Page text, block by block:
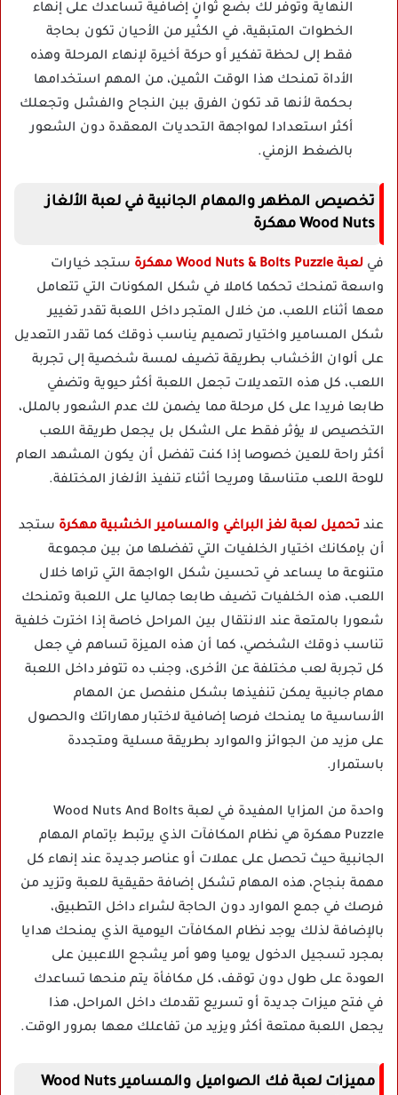
النهاية وتوفر لك بضع ثوانٍ إضافية تساعدك على إنهاء
الخطوات المتبقية، في الكثير من الأحيان تكون بحاجة
فقط إلى لحظة تفكير أو حركة أخيرة لإنهاء المرحلة وهذه
الأداة تمنحك هذا الوقت الثمين، من المهم استخدامها
بحكمة لأنها قد تكون الفرق بين النجاح والفشل وتجعلك
أكثر استعدادا لمواجهة التحديات المعقدة دون الشعور
بالضغط الزمني.
تخصيص المظهر والمهام الجانبية في لعبة الألغاز
Wood Nuts مهكرة
في لعبة Wood Nuts & Bolts Puzzle مهكرة
ستجد خيارات
واسعة تمنحك تحكما كاملا في شكل المكونات التي تتعامل
معها أثناء اللعب، من خلال المتجر داخل اللعبة تقدر تغيير
شكل المسامير واختيار تصميم يناسب ذوقك كما تقدر التعديل
على ألوان الأخشاب بطريقة تضيف لمسة شخصية إلى تجربة
اللعب، كل هذه التعديلات تجعل اللعبة أكثر حيوية وتضفي
طابعا فريدا على كل مرحلة مما يضمن لك عدم الشعور بالملل،
التخصيص لا يؤثر فقط على الشكل بل يجعل طريقة اللعب
أكثر راحة للعين خصوصا إذا كنت تفضل أن يكون المشهد العام
للوحة اللعب متناسقا ومريحا أثناء تنفيذ الألغاز المختلفة.
عند تحميل لعبة لغز البراغي والمسامير الخشبية مهكرة ستجد
أن بإمكانك اختيار الخلفيات التي تفضلها من بين مجموعة
متنوعة ما يساعد في تحسين شكل الواجهة التي تراها خلال
اللعب، هذه الخلفيات تضيف طابعا جماليا على اللعبة وتمنحك
شعورا بالمتعة عند الانتقال بين المراحل خاصة إذا اخترت خلفية
تناسب ذوقك الشخصي، كما أن هذه الميزة تساهم في جعل
كل تجربة لعب مختلفة عن الأخرى، وجنب ده تتوفر داخل اللعبة
مهام جانبية يمكن تنفيذها بشكل منفصل عن المهام
الأساسية ما يمنحك فرصا إضافية لاختبار مهاراتك والحصول
على مزيد من الجوائز والموارد بطريقة مسلية ومتجددة
باستمرار.
واحدة من المزايا المفيدة في لعبة Wood Nuts And Bolts
Puzzle مهكرة هي نظام المكافآت الذي يرتبط بإتمام المهام
الجانبية حيث تحصل على عملات أو عناصر جديدة عند إنهاء كل
مهمة بنجاح، هذه المهام تشكل إضافة حقيقية للعبة وتزيد من
فرصك في جمع الموارد دون الحاجة لشراء داخل التطبيق،
بالإضافة لذلك يوجد نظام المكافآت اليومية الذي يمنحك هدايا
بمجرد تسجيل الدخول يوميا وهو أمر يشجع اللاعبين على
العودة على طول دون توقف، كل مكافأة يتم منحها تساعدك
في فتح ميزات جديدة أو تسريع تقدمك داخل المراحل، هذا
يجعل اللعبة ممتعة أكثر ويزيد من تفاعلك معها بمرور الوقت.
مميزات لعبة فك الصواميل والمسامير Wood Nuts